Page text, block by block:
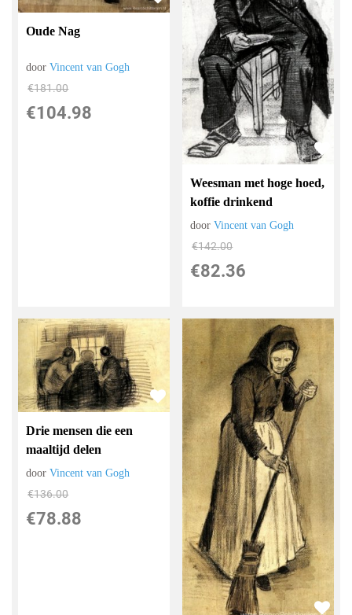
Oude Nag
doorVincent van Gogh
€181.00
€104.98
Weesman met hoge hoed,
koffie drinkend
doorVincent van Gogh
€142.00
€82.36
Drie mensen die een
maaltijd delen
doorVincent van Gogh
€136.00
€78.88